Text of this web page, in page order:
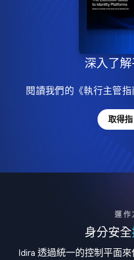
深入了
閱讀我們的《執行主管指
取得
運作
身分安全
Idira 透過統一的控制平面